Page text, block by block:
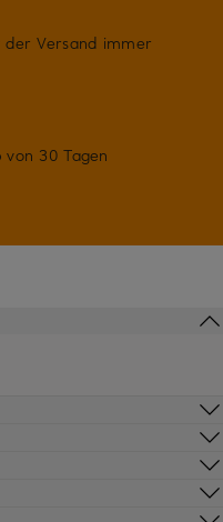
Versand immer
30 Tagen